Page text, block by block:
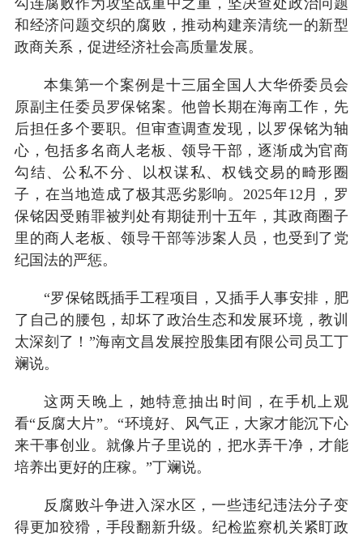
和经济问题交织的腐败，推动构建亲清统一的新型
政商关系，促进经济社会高质量发展。
本集第一个案例是十三届全国人大华侨委员会
原副主任委员罗保铭案。他曾长期在海南工作，先
后担任多个要职。但审查调查发现，以罗保铭为轴
心，包括多名商人老板、领导干部，逐渐成为官商
勾结、公私不分、以权谋私、权钱交易的畸形圈
子，在当地造成了极其恶劣影响。2025年12月，罗
保铭因受贿罪被判处有期徒刑十五年，其政商圈子
里的商人老板、领导干部等涉案人员，也受到了党
纪国法的严惩。
“罗保铭既插手工程项目，又插手人事安排，肥
了自己的腰包，却坏了政治生态和发展环境，教训
太深刻了！”海南文昌发展控股集团有限公司员工丁
斓说。
这两天晚上，她特意抽出时间，在手机上观
看“反腐大片”。“环境好、风气正，大家才能沉下心
来干事创业。就像片子里说的，把水弄干净，才能
培养出更好的庄稼。”丁斓说。
反腐败斗争进入深水区，一些违纪违法分子变
得更加狡猾，手段翻新升级。纪检监察机关紧盯政